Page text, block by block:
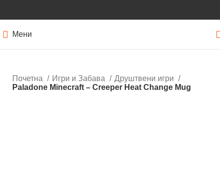
Мени
Почетна Игри и Забава
Друштвени игри
Paladone Minecraft – Creeper Heat Change Mug